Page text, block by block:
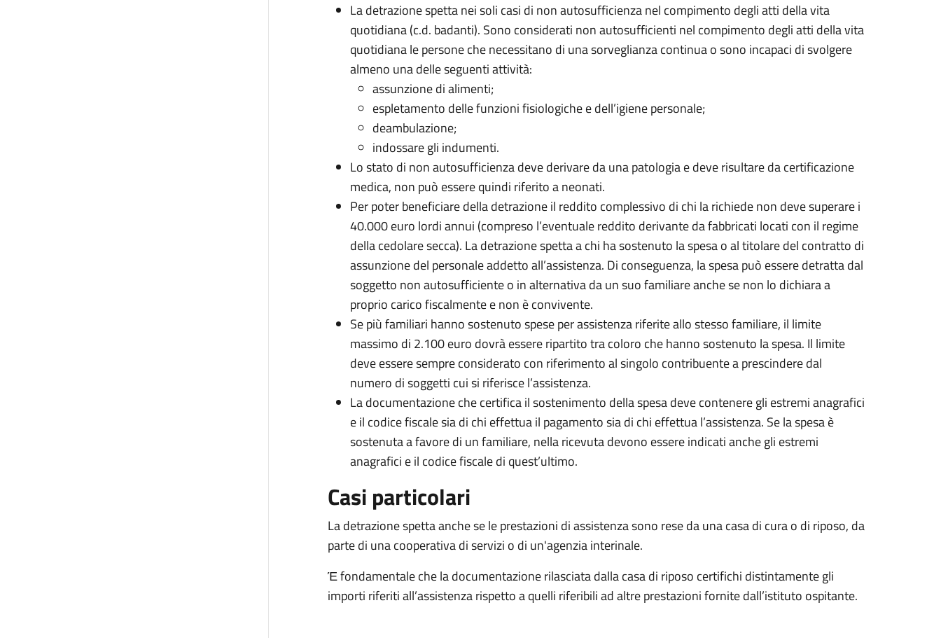
La detrazione spetta nei soli casi di non autosufficienza nel compimento degli atti della vita
quotidiana (c.d. badanti). Sono considerati non autosufficienti nel compimento degli atti della vita
quotidiana le persone che necessitano di una sorveglianza continua o sono incapaci di svolgere
almeno una delle seguenti attività:
assunzione di alimenti;
espletamento delle funzioni fisiologiche e dell’igiene personale;
deambulazione;
indossare gli indumenti.
Lo stato di non autosufficienza deve derivare da una patologia e deve risultare da certificazione
medica, non può essere quindi riferito a neonati.
Per poter beneficiare della detrazione il reddito complessivo di chi la richiede non deve superare i
40.000 euro lordi annui (compreso l’eventuale reddito derivante da fabbricati locati con il regime
della cedolare secca). La detrazione spetta a chi ha sostenuto la spesa o al titolare del contratto di
assunzione del personale addetto all’assistenza. Di conseguenza, la spesa può essere detratta dal
soggetto non autosufficiente o in alternativa da un suo familiare anche se non lo dichiara a
proprio carico fiscalmente e non è convivente.
Se più familiari hanno sostenuto spese per assistenza riferite allo stesso familiare, il limite
massimo di 2.100 euro dovrà essere ripartito tra coloro che hanno sostenuto la spesa. Il limite
deve essere sempre considerato con riferimento al singolo contribuente a prescindere dal
numero di soggetti cui si riferisce l’assistenza.
La documentazione che certifica il sostenimento della spesa deve contenere gli estremi anagrafici
e il codice fiscale sia di chi effettua il pagamento sia di chi effettua l’assistenza. Se la spesa è
sostenuta a favore di un familiare, nella ricevuta devono essere indicati anche gli estremi
anagrafici e il codice fiscale di quest’ultimo.
Casi particolari
La detrazione spetta anche se le prestazioni di assistenza sono rese da una casa di cura o di riposo, da
parte di una cooperativa di servizi o di un'agenzia interinale.
Έ fondamentale che la documentazione rilasciata dalla casa di riposo certifichi distintamente gli
importi riferiti all’assistenza rispetto a quelli riferibili ad altre prestazioni fornite dall’istituto ospitante.